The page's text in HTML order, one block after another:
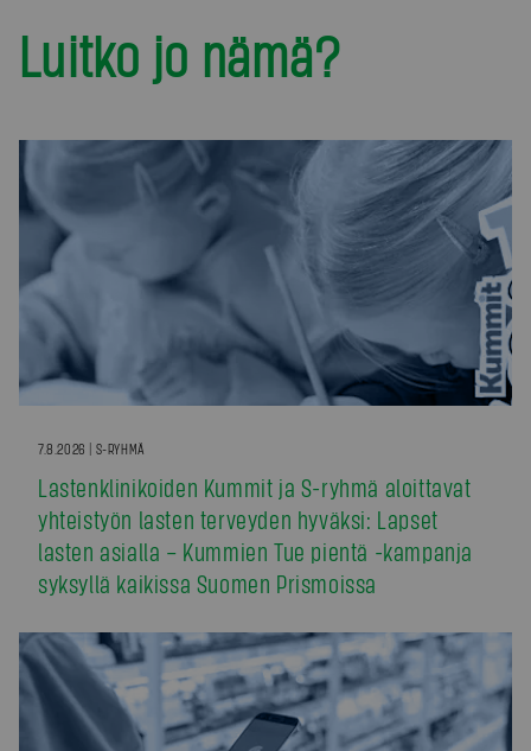
Luitko jo nämä?
7.8.2026 | S-RYHMÄ
Lastenklinikoiden Kummit ja S-ryhmä aloittavat
yhteistyön lasten terveyden hyväksi: Lapset
lasten asialla – Kummien Tue pientä -kampanja
syksyllä kaikissa Suomen Prismoissa